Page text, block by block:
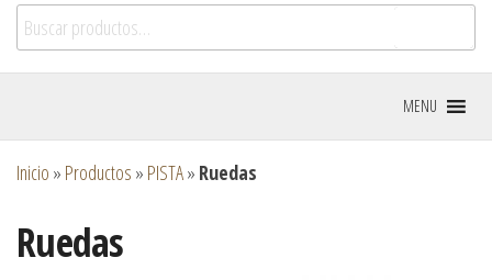
MENU
Inicio » Productos » PISTA» Ruedas
Ruedas